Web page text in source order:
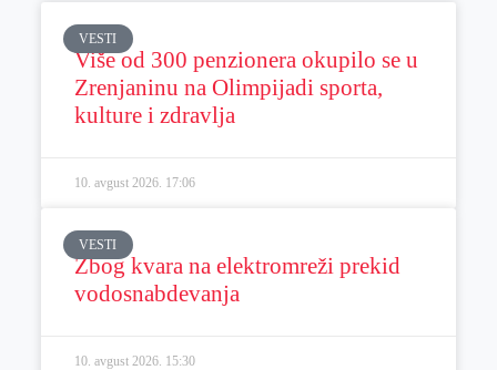
VESTI
Više od 300 penzionera okupilo se u
Zrenjaninu na Olimpijadi sporta,
kulture i zdravlja
10. avgust 2026. 17:06
VESTI
Zbog kvara na elektromreži prekid
vodosnabdevanja
10. avgust 2026. 15:30